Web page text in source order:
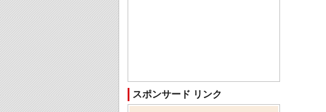
スポンサード リンク